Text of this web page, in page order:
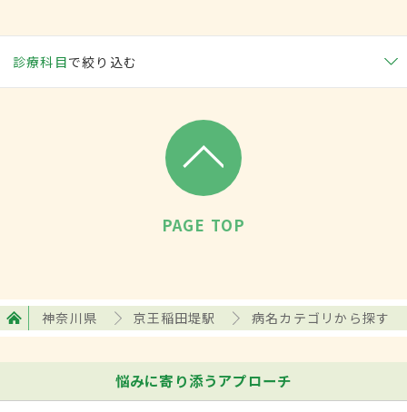
診療科目で絞り込む
PAGE TOP
神奈川県 京王稲田堤駅 病名カテゴリから探す
悩みに寄り添うアプローチ